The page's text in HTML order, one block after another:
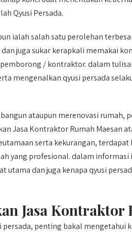
Qyusi Persada.
ialah salah satu perolehan
juga sukar kerapkali memakai
/ kontraktor. dalam
mengenalkan qyusi persada
ataupun merenovasi rumah,
Jasa Kontraktor Rumah Maesan
serta kekurangan,
yang profesional. dalam
utama dan juga kenapa qyusi
Jasa Kontraktor
penting bakal mengetahui